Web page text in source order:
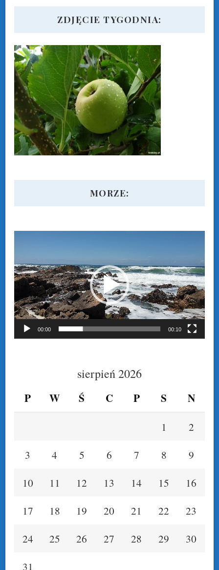
ZDJĘCIE TYGODNIA:
MORZE:
video
00:00 00:10
sierpień 2026
P W Ś C P S N
1
2
3
4 5 6 7 8
9
10
11 12 13 14 15
16
17
18 19 20 21 22
23
24
25 26 27 28 29
30
31